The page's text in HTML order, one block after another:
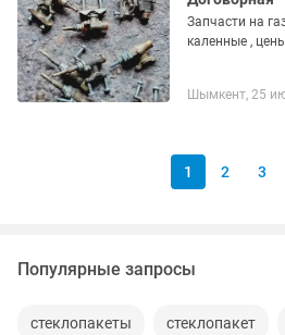
Запчасти на
каленные ,
Шымкент, 25
1 2 3
Популярные запросы
стеклопакеты стеклопакет